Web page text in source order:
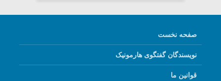
صفحه نخست
نویسندگان گفتگوی هارمونیک
قوانین ما